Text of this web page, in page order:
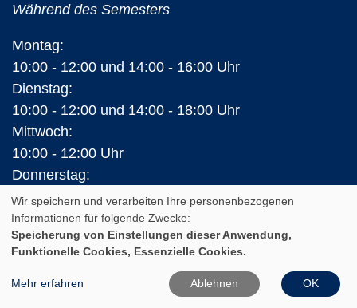
Während des Semesters
Montag:
10:00 - 12:00 und 14:00 - 16:00 Uhr
Dienstag:
10:00 - 12:00 und 14:00 - 18:00 Uhr
Mittwoch:
10:00 - 12:00 Uhr
Donnerstag:
10:00 - 12:00 und 14:00 - 16:00 Uhr
Freitag:
10:00 - 12:00 Uhr
In den Ferien (Land Brandenburg)
Wir speichern und verarbeiten Ihre personenbezogenen
Informationen für folgende Zwecke:
Speicherung von Einstellungen dieser Anwendung,
Funktionelle Cookies, Essenzielle Cookies.
Mehr erfahren Ablehnen OK